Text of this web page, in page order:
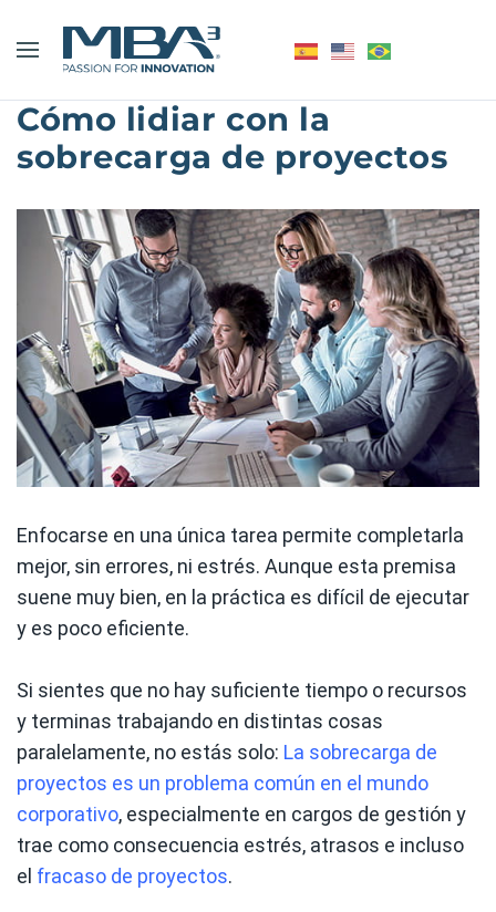
Cómo lidiar con la
sobrecarga de proyectos
Enfocarse en una única tarea permite completarla
mejor, sin errores, ni estrés. Aunque esta premisa
suene muy bien, en la práctica es difícil de ejecutar
y es poco eficiente.
Si sientes que no hay suficiente tiempo o recursos
y terminas trabajando en distintas cosas
paralelamente, no estás solo: La sobrecarga de
proyectos es un problema común en el mundo
corporativo, especialmente en cargos de gestión y
trae como consecuencia estrés, atrasos e incluso
el fracaso de proyectos.